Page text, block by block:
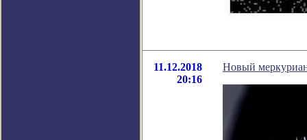
11.12.2018
20:16
Новый